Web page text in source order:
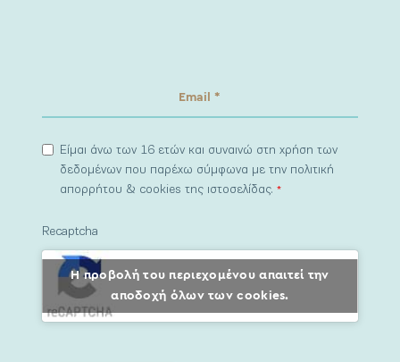
Είμαι άνω των 16 ετών και συναινώ στη χρήση των
δεδομένων που παρέχω σύμφωνα με την πολιτική
απορρήτου & cookies της ιστοσελίδας.*
Recaptcha
Η προβολή του περιεχομένου απαιτεί την
αποδοχή όλων των cookies.